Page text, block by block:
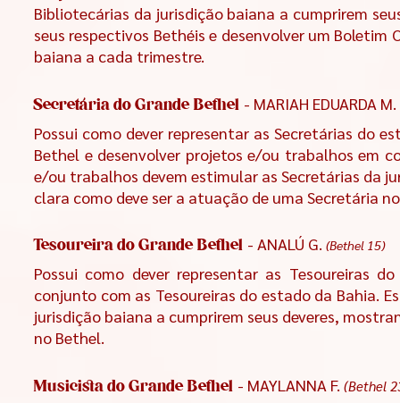
Bibliotecárias da jurisdição baiana a cumprirem
seus respectivos Bethéis e desenvolver um
baiana a cada trimestre.
Secretária do Grande Bethel - MARIAH EDUARDA M.
Possui como dever representar as Secretárias do
Bethel e desenvolver projetos e/ou trabalhos em
e/ou trabalhos devem estimular as Secretárias da
clara como deve ser a atuação de uma Secretária
Tesoureira do Grande Bethel - ANALÚ G. (Bethel 15)
Possui como dever representar as Tesoureiras
conjunto com as Tesoureiras do estado da Bahia.
jurisdição baiana a cumprirem seus deveres,
no Bethel.
Musicista do Grande Bethel - MAYLANNA F. (Bethel